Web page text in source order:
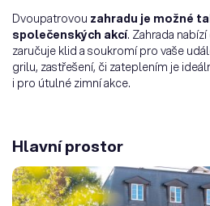
Dvoupatrovou zahradu je možné
společenských akcí. Zahrada
zaručuje klid a soukromí pro vaše
grilu, zastřešení, či zateplením je
i pro útulné zimní akce.
Hlavní prostor